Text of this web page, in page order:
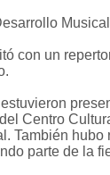
con un
Centro
También
parte de la